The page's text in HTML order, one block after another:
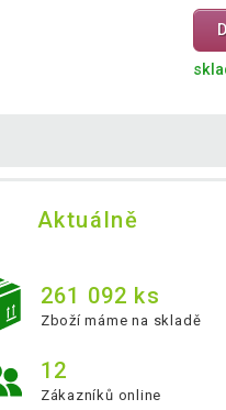
Aktuálně
261 092 ks
Zboží máme na skladě
12
Zákazníků online